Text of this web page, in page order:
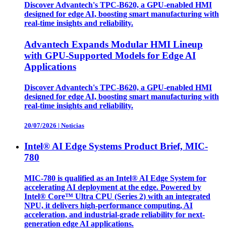
Discover Advantech's TPC-B620, a GPU-enabled HMI
designed for edge AI, boosting smart manufacturing with
real-time insights and reliability.
Advantech Expands Modular HMI Lineup
with GPU-Supported Models for Edge AI
Applications
Discover Advantech's TPC-B620, a GPU-enabled HMI
designed for edge AI, boosting smart manufacturing with
real-time insights and reliability.
20/07/2026 | Noticias
Intel® AI Edge Systems Product Brief, MIC-
780
MIC-780 is qualified as an Intel® AI Edge System for
accelerating AI deployment at the edge. Powered by
Intel® Core™ Ultra CPU (Series 2) with an integrated
NPU, it delivers high-performance computing, AI
acceleration, and industrial-grade reliability for next-
generation edge AI applications.